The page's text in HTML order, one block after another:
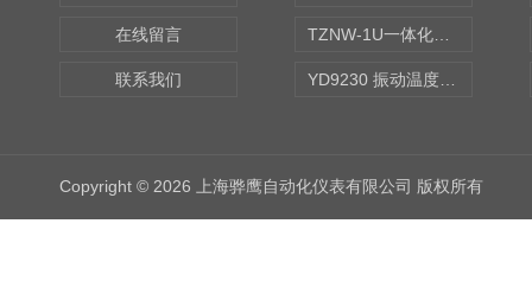
在线留言
联系我们
Copyright © 2026 上海骅鹰自动化仪表有限公司 版权所有